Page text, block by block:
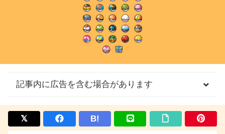
記事内に広告を含む場合があります
B!